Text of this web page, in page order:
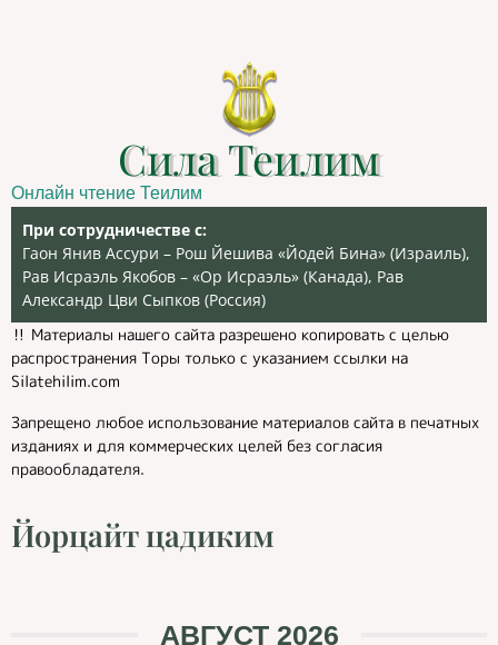
Сила Теилим
Онлайн чтение Теилим
При сотрудничестве с:
Гаон Янив Ассури – Рош Йешива «Йодей Бина» (Израиль),
Рав Исраэль Якобов – «Ор Исраэль» (Канада), Рав
Александр Цви Сыпков (Россия)
‼️ Материалы нашего сайта разрешено копировать с целью
распространения Торы только с указанием ссылки на
Silatehilim.com
Запрещено любое использование материалов сайта в печатных
изданиях и для коммерческих целей без согласия
правообладателя.
Йорцайт цадиким
АВГУСТ 2026